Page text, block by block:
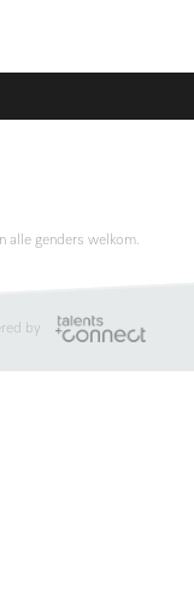
alle genders welkom.
by